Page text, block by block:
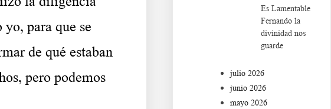
para que se
de qué estaban
pero podemos
Es Lamentable
Fernando la
divinidad nos
guarde
julio 2026
junio 2026
mayo 2026